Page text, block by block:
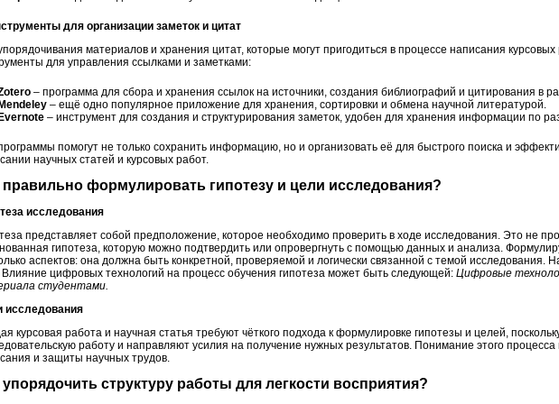
для организации заметок и цитат
материалов и хранения цитат, которые могут пригодиться в процессе написания
для управления ссылками и заметками:
– программа для сбора и хранения ссылок на источники, создания библиографий и цитирования в
– ещё одно популярное приложение для хранения, сортировки и обмена научной литературой.
– инструмент для создания и структурирования заметок, удобен для хранения информации по
помогут не только сохранить информацию, но и организовать её для быстрого поиска и
научных статей и курсовых работ.
правильно формулировать гипотезу и цели исследования?
исследования
представляет собой предположение, которое необходимо проверить в ходе исследования. Это не
гипотеза, которую можно подтвердить или опровергнуть с помощью данных и анализа.
аспектов: она должна быть конкретной, проверяемой и логически связанной с темой исследования.
Влияние цифровых технологий на процесс обучения гипотеза может быть следующей: Цифровые
студентами.
исследования
курсовая работа и научная статья требуют чёткого подхода к формулировке гипотезы и целей,
работу и направляют усилия на получение нужных результатов. Понимание этого
и защиты научных трудов.
упорядочить структуру работы для легкости восприятия?